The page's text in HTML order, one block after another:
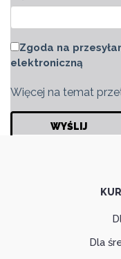
Zgoda na
elektroniczną
Więcej na temat
Dla